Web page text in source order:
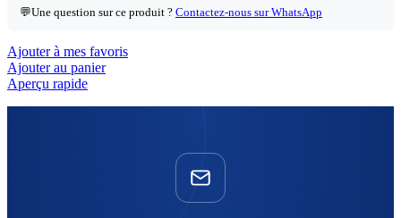
💬Une question sur ce produit ? Contactez-nous sur WhatsApp
Ajouter à mes favoris
Ajouter au panier
Aperçu rapide